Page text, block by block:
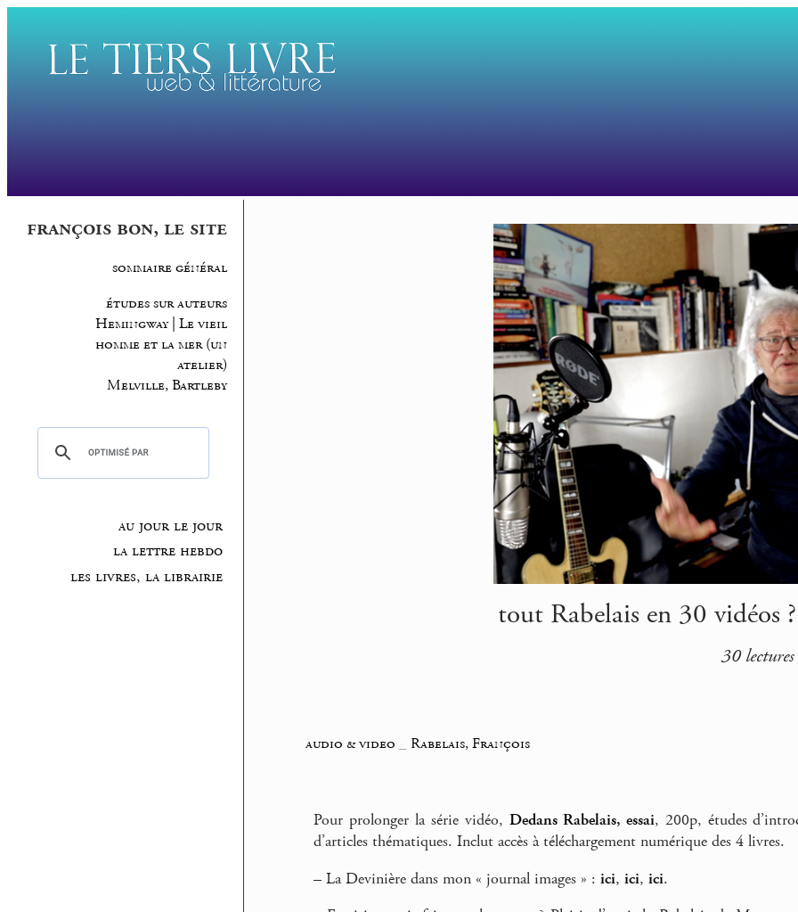
françois bon, le site
sommaire général
études sur auteurs
Hemingway | Le vieil
homme et la mer (un
atelier)
Melville, Bartleby
au jour le jour
la lettre hebdo
les livres, la librairie
tout Rabelais en 30 vidéos
30
audio & video _Rabelais, François
Pour prolonger la série vidéo, Dedans Rabelais, essai, 200p, études
d’articles thématiques. Inclut accès à téléchargement numérique des 4 livres.
– La Devinière dans mon « journal images » : ici, ici, ici.